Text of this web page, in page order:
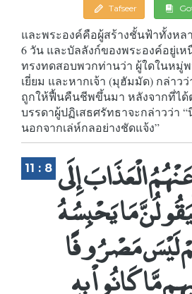
Tafseer
และพระองค์คือผู้สร้างชั้นฟ้าทั้งหล
6 วัน และบัลลังก์ของพระองค์อยู่เห
ทรงทดสอบพวกท่านว่า ผู้ใดในหมู่
เยี่ยม และหากเจ้า (มุฮัมมัด) กล่าว
ถูกให้ฟื้นคืนชีพขึ้นมา หลังจากที่ได้
บรรดาผู้ปฏิเสธศรัทธาจะกล่าวว่า
นอกจากเล่ห์กลอย่างชัดแจ้ง”
11 : 8 الْعَذَابَ إِلَى
مَا يَحْبِسُهُ
لَيْسَ مَصْرُوفًا
مَّا كَانُواْ بِهِ